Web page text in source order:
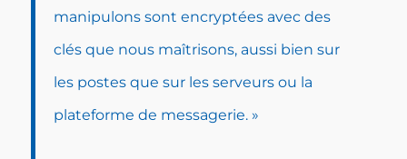
manipulons sont encryptées avec des
clés que nous maîtrisons, aussi bien sur
les postes que sur les serveurs ou la
plateforme de messagerie. »